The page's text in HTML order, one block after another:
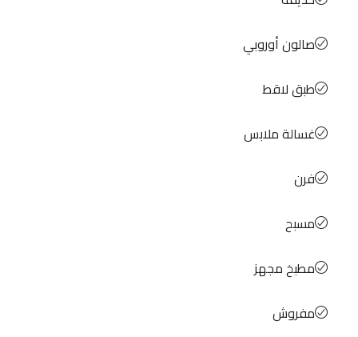
صالون أوروبي
طبق لاقط
غسالة ملابس
فرن
مسبح
مطبخ مجهز
مفروش